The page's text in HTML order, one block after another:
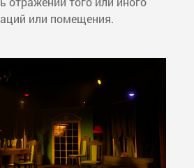
или помещения.